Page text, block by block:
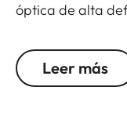
óptica de alta
luminosos,
contraste fuera
Leer más